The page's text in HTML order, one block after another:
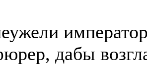
дабы